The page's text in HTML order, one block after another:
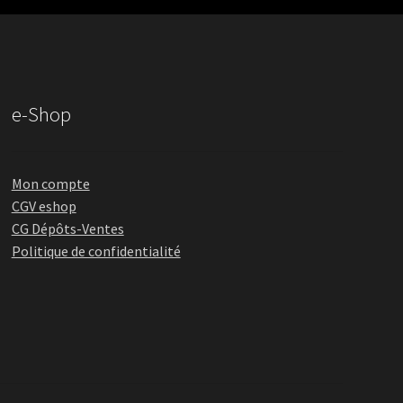
e-Shop
Mon compte
CGV eshop
CG Dépôts-Ventes
Politique de confidentialité